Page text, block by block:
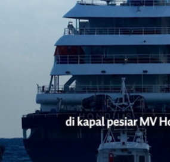
Share to
X
Suka video
Login untuk
Tidak suka
Login untuk